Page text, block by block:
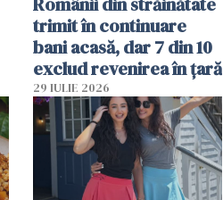
trimit în continuare
bani acasă, dar 7 din 10
exclud revenirea în țară
29 IULIE 2026